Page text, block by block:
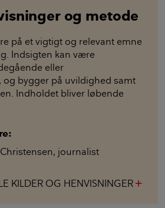
og metode
på et vigtigt og relevant emne
Indsigten kan være
eller
og bygger på uvildighed samt
Indholdet bliver løbende
, journalist
KILDER OG HENVISNINGER